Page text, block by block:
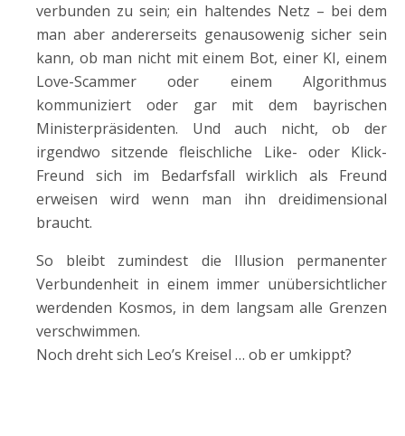
verbunden zu sein; ein haltendes Netz – bei dem
man aber andererseits genausowenig sicher sein
kann, ob man nicht mit einem Bot, einer KI, einem
Love-Scammer oder einem Algorithmus
kommuniziert oder gar mit dem bayrischen
Ministerpräsidenten. Und auch nicht, ob der
irgendwo sitzende fleischliche Like- oder Klick-
Freund sich im Bedarfsfall wirklich als Freund
erweisen wird wenn man ihn dreidimensional
braucht.
So bleibt zumindest die Illusion permanenter
Verbundenheit in einem immer unübersichtlicher
werdenden Kosmos, in dem langsam alle Grenzen
verschwimmen.
Noch dreht sich Leo’s Kreisel … ob er umkippt?